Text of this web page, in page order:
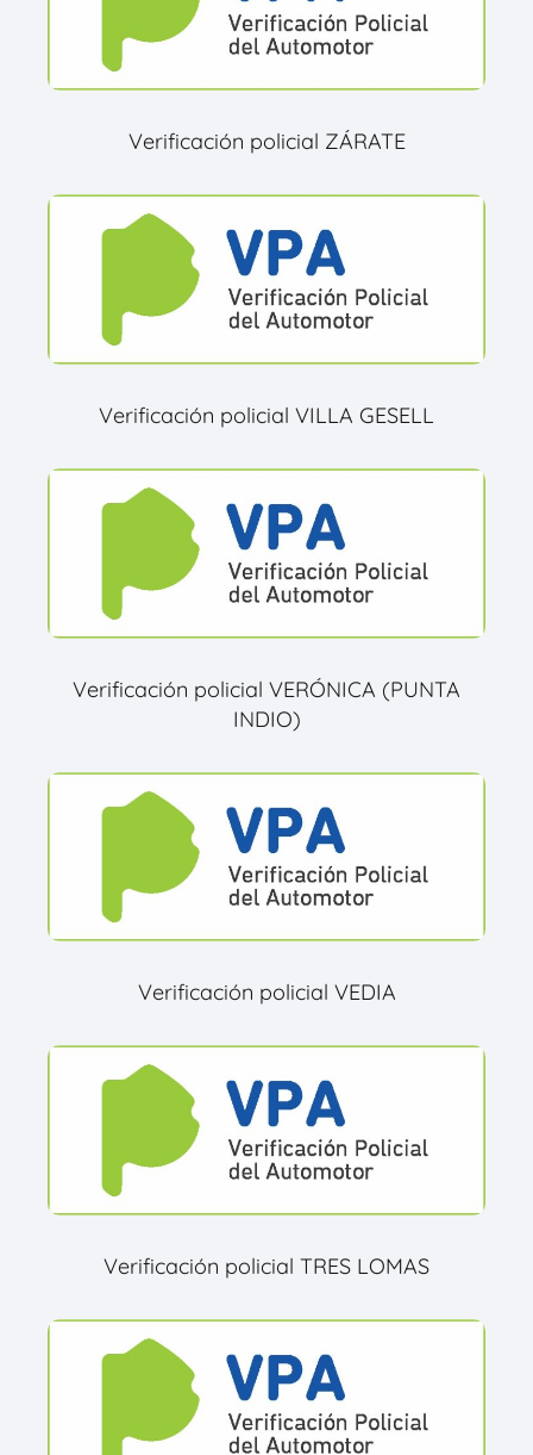
Verificación policial ZÁRATE
Verificación policial VILLA GESELL
Verificación policial VERÓNICA (PUNTA
INDIO)
Verificación policial VEDIA
Verificación policial TRES LOMAS